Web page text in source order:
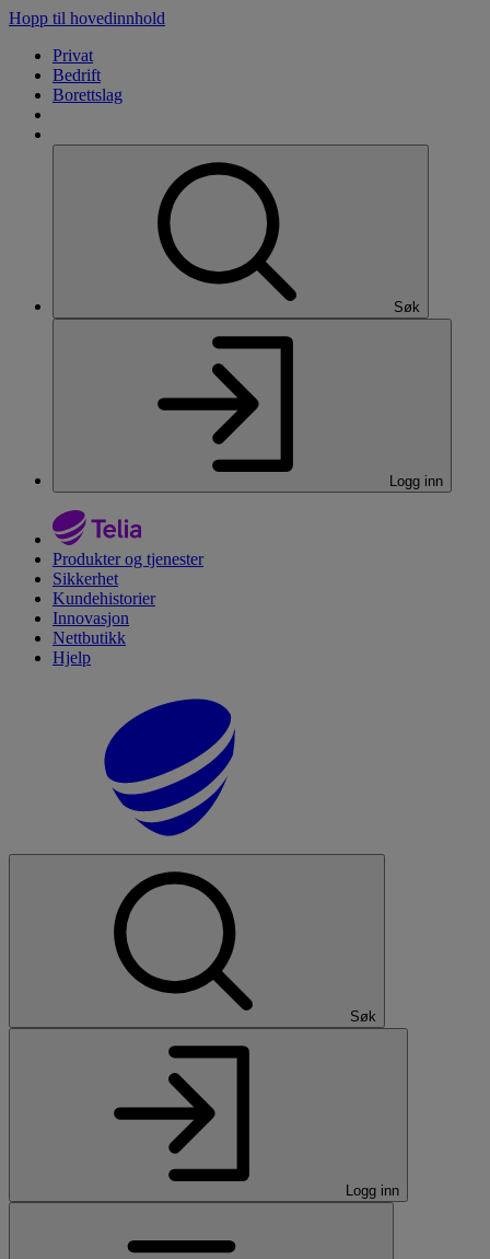
Hopp til hovedinnhold
Privat
Bedrift
Borettslag
Søk
Logg inn
Produkter og tjenester
Sikkerhet
Kundehistorier
Innovasjon
Nettbutikk
Hjelp
Søk
Logg inn